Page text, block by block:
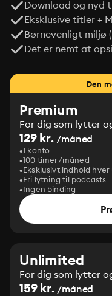
Download og nyd
Eksklusive titler +
Børnevenligt miljø
Det er nemt at
Den
Premium
For dig som lytter
129 kr. /måned
1 konto
100 timer/måned
Eksklusivt indhold hver
Fri lytning til podcasts
Ingen binding
Unlimited
For dig som lytter
159 kr. /måned